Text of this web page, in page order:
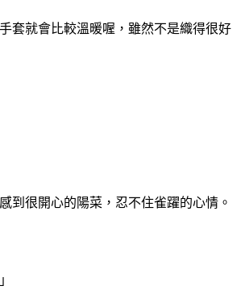
套就會比較溫暖喔，雖然不是織得很好
到很開心的陽菜，忍不住雀躍的心情。